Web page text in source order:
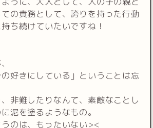
の責務として、誇りを持った行動
ち続けていたいですね！
好きにしている」ということは忘
非難したりなんて、素敵なことし
泥を塗るようなもの。
のは、もったいない><